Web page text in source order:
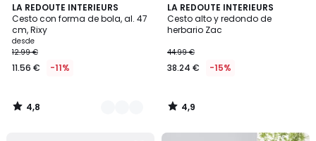
LA REDOUTE INTERIEURS
Cesto con forma de bola, al. 47
cm, Rixy
desde
12.99 €
11.56 € -11%
4,8
/ 5
2
Colores
4,8
/
LA REDOUTE INTERIEURS
Cesto alto y redondo de
herbario Zac
44.99 €
38.24 € -15%
4,9
/ 5
4,9
/